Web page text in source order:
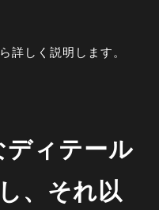
詳しく説明します。
ディテール
、それ以